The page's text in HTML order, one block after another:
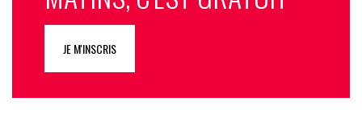
JE M'INSCRIS